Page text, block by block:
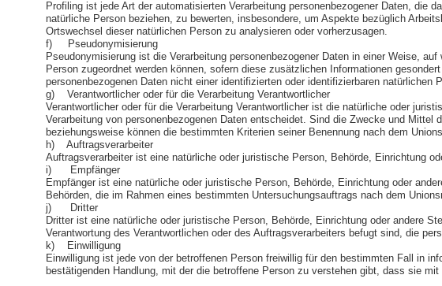
Profiling ist jede Art der automatisierten Verarbeitung personenbezogener Daten, die
natürliche Person beziehen, zu bewerten, insbesondere, um Aspekte bezüglich
Ortswechsel dieser natürlichen Person zu analysieren oder vorherzusagen.
f) Pseudonymisierung
Pseudonymisierung ist die Verarbeitung personenbezogener Daten in einer Weise,
Person zugeordnet werden können, sofern diese zusätzlichen Informationen
personenbezogenen Daten nicht einer identifizierten oder identifizierbaren natürlichen
g) Verantwortlicher oder für die Verarbeitung Verantwortlicher
Verantwortlicher oder für die Verarbeitung Verantwortlicher ist die natürliche oder
Verarbeitung von personenbezogenen Daten entscheidet. Sind die Zwecke und
beziehungsweise können die bestimmten Kriterien seiner Benennung nach dem
h) Auftragsverarbeiter
Auftragsverarbeiter ist eine natürliche oder juristische Person, Behörde, Einrichtung
i) Empfänger
Empfänger ist eine natürliche oder juristische Person, Behörde, Einrichtung oder
Behörden, die im Rahmen eines bestimmten Untersuchungsauftrags nach dem
j) Dritter
Dritter ist eine natürliche oder juristische Person, Behörde, Einrichtung oder andere
Verantwortung des Verantwortlichen oder des Auftragsverarbeiters befugt sind, die
k) Einwilligung
Einwilligung ist jede von der betroffenen Person freiwillig für den bestimmten Fall in
bestätigenden Handlung, mit der die betroffene Person zu verstehen gibt, dass sie